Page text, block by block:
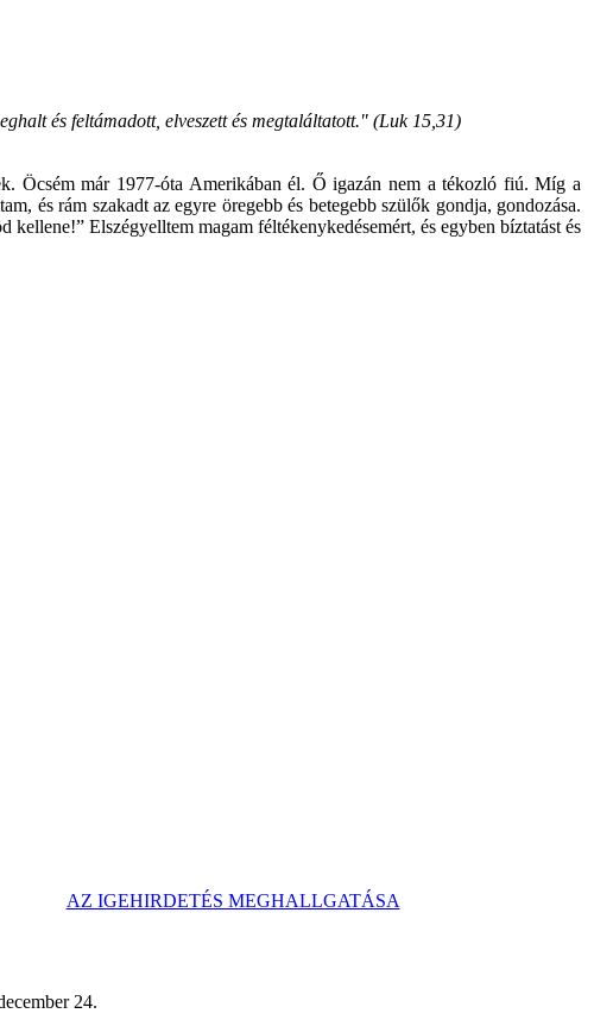
és feltámadott, elveszett és megtaláltatott." (Luk 15,31)
Öcsém már 1977-óta Amerikában él. Ő igazán nem a tékozló fiú. Míg a
és rám szakadt az egyre öregebb és betegebb szülők gondja, gondozása.
Elszégyelltem magam féltékenykedésemért, és egyben bíztatást és
AZ IGEHIRDETÉS MEGHALLGATÁSA